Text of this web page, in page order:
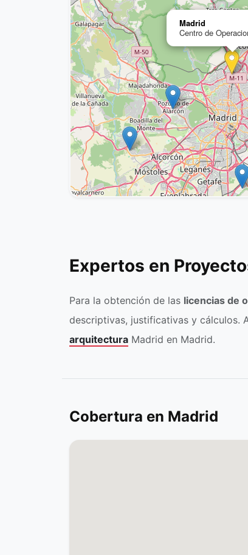
Madrid
Centro de
Expertos en
Para la obtención de las licencias de
descriptivas, justificativas y cálculos.
arquitectura Madrid en Madrid.
Cobertura en Madrid